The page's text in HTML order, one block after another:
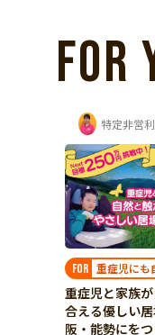
FOR
FOR 重症児にも
重症児と家族
合える優しい
阪・能勢にを